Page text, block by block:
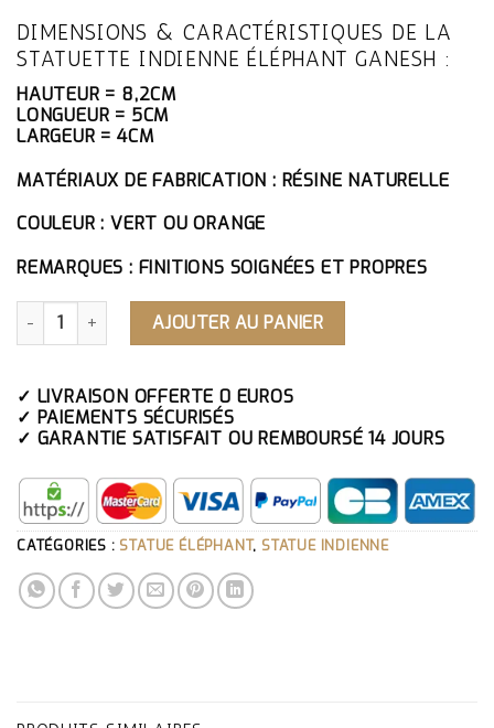
DIMENSIONS & CARACTÉRISTIQUES DE LA
STATUETTE INDIENNE ÉLÉPHANT GANESH :
HAUTEUR = 8,2CM
LONGUEUR = 5CM
LARGEUR = 4CM
MATÉRIAUX DE FABRICATION : RÉSINE NATURELLE
COULEUR : VERT OU ORANGE
REMARQUES : FINITIONS SOIGNÉES ET PROPRES
QUANTITÉ DE STATUE INDIENNE ÉLÉPHANT GANESH
AJOUTER AU PANIER
✓ LIVRAISON OFFERTE 0 EUROS
✓ PAIEMENTS SÉCURISÉS
✓ GARANTIE SATISFAIT OU REMBOURSÉ 14 JOURS
CATÉGORIES : STATUE ÉLÉPHANT, STATUE INDIENNE